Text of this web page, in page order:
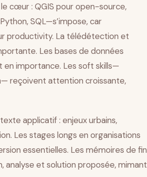
cœur : QGIS pour open-source,
SQL—s’impose, car
productivity. La télédétection et
Les bases de données
en importance. Les soft skills—
reçoivent attention croissante,
applicatif : enjeux urbains,
Les stages longs en organisations
essentielles. Les mémoires de fin
analyse et solution proposée, mimant